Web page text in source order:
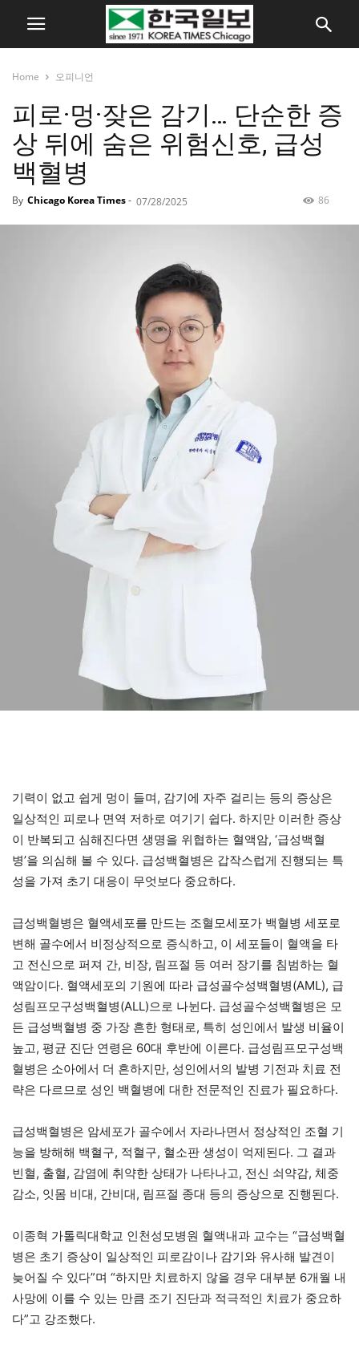
Home 오피니언
피로·멍·잦은 감기… 단순한 증
상 뒤에 숨은 위험신호, 급성
백혈병
By Chicago Korea Times- 07/28/2025 86
기력이 없고 쉽게 멍이 들며, 감기에 자주 걸리는 등의 증상은
일상적인 피로나 면역 저하로 여기기 쉽다. 하지만 이러한 증상
이 반복되고 심해진다면 생명을 위협하는 혈액암, ‘급성백혈
병’을 의심해 볼 수 있다. 급성백혈병은 갑작스럽게 진행되는 특
성을 가져 초기 대응이 무엇보다 중요하다.
급성백혈병은 혈액세포를 만드는 조혈모세포가 백혈병 세포로
변해 골수에서 비정상적으로 증식하고, 이 세포들이 혈액을 타
고 전신으로 퍼져 간, 비장, 림프절 등 여러 장기를 침범하는 혈
액암이다. 혈액세포의 기원에 따라 급성골수성백혈병(AML), 급
성림프모구성백혈병(ALL)으로 나뉜다. 급성골수성백혈병은 모
든 급성백혈병 중 가장 흔한 형태로, 특히 성인에서 발생 비율이
높고, 평균 진단 연령은 60대 후반에 이른다. 급성림프모구성백
혈병은 소아에서 더 흔하지만, 성인에서의 발병 기전과 치료 전
략은 다르므로 성인 백혈병에 대한 전문적인 진료가 필요하다.
급성백혈병은 암세포가 골수에서 자라나면서 정상적인 조혈 기
능을 방해해 백혈구, 적혈구, 혈소판 생성이 억제된다. 그 결과
빈혈, 출혈, 감염에 취약한 상태가 나타나고, 전신 쇠약감, 체중
감소, 잇몸 비대, 간비대, 림프절 종대 등의 증상으로 진행된다.
이종혁 가톨릭대학교 인천성모병원 혈액내과 교수는 “급성백혈
병은 초기 증상이 일상적인 피로감이나 감기와 유사해 발견이
늦어질 수 있다”며 “하지만 치료하지 않을 경우 대부분 6개월 내
사망에 이를 수 있는 만큼 조기 진단과 적극적인 치료가 중요하
다”고 강조했다.